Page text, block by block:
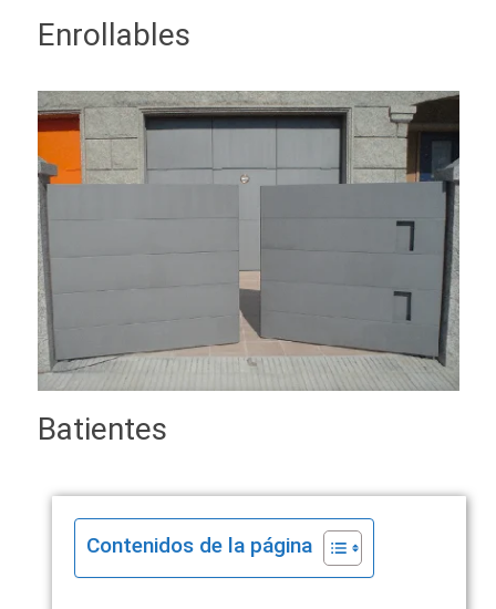
Enrollables
Batientes
Contenidos de la página